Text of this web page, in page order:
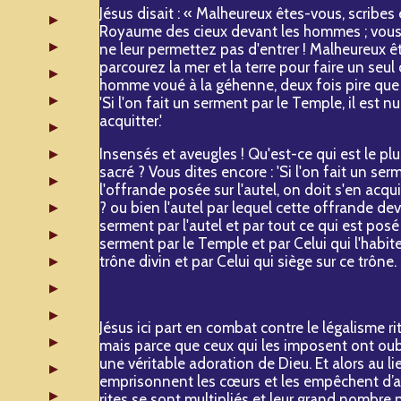
Jésus disait : « Malheureux êtes-vous,
Royaume des cieux devant les hommes ;
ne leur permettez pas d'entrer ! Malheureux
parcourez la mer et la terre pour faire un
homme voué à la géhenne, deux fois pire
'Si l'on fait un serment par le Temple, il est
acquitter.'
Insensés et aveugles ! Qu'est-ce qui est le
sacré ? Vous dites encore : 'Si l'on fait un
l'offrande posée sur l'autel, on doit s'en
? ou bien l'autel par lequel cette offrande
serment par l'autel et par tout ce qui est
serment par le Temple et par Celui qui
trône divin et par Celui qui siège sur ce trône.
Jésus ici part en combat contre le légalisme
mais parce que ceux qui les imposent ont
une véritable adoration de Dieu. Et alors au
emprisonnent les cœurs et les empêchent